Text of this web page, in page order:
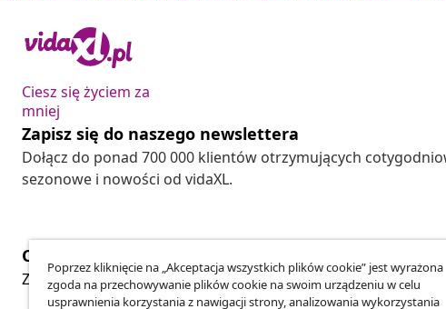
Ciesz się życiem za
mniej
Zapisz się do naszego newslettera
Dołącz do ponad 700 000 klientów otrzymujących
sezonowe i nowości od vidaXL.
Odstąpienie od umowy
Złóż wniosek o odstąpienie od umowy dotyczącej Twojego
Poprzez kliknięcie na „Akceptacja wszystkich plików cookie” jest wyrażona
zgoda na przechowywanie plików cookie na swoim urządzeniu w celu
usprawnienia korzystania z nawigacji strony, analizowania wykorzystania